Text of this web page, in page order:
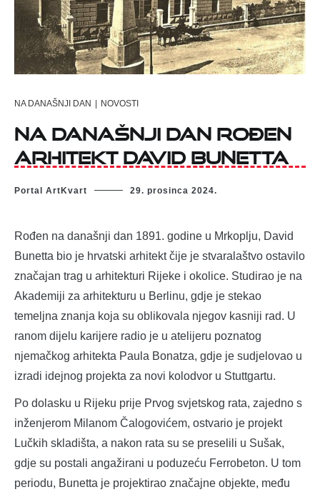
NA DANAŠNJI DAN | NOVOSTI
Na današnji dan rođen
arhitekt David Bunetta
Portal ArtKvart 29. prosinca 2024.
Rođen na današnji dan 1891. godine u Mrkoplju, David
Bunetta bio je hrvatski arhitekt čije je stvaralaštvo ostavilo
značajan trag u arhitekturi Rijeke i okolice. Studirao je na
Akademiji za arhitekturu u Berlinu, gdje je stekao
temeljna znanja koja su oblikovala njegov kasniji rad. U
ranom dijelu karijere radio je u atelijeru poznatog
njemačkog arhitekta Paula Bonatza, gdje je sudjelovao u
izradi idejnog projekta za novi kolodvor u Stuttgartu.
Po dolasku u Rijeku prije Prvog svjetskog rata, zajedno s
inženjerom Milanom Čalogovićem, ostvario je projekt
Lučkih skladišta, a nakon rata su se preselili u Sušak,
gdje su postali angažirani u poduzeću Ferrobeton. U tom
periodu, Bunetta je projektirao značajne objekte, među